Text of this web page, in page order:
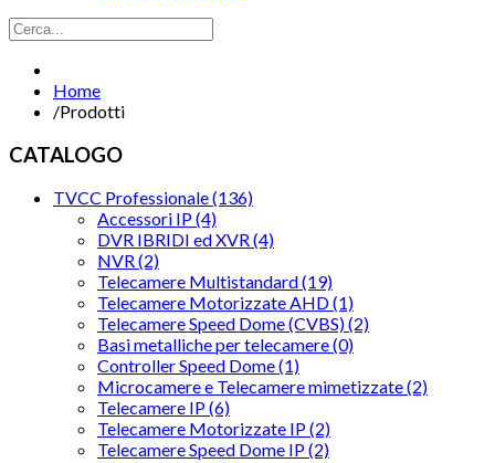
Home
/Prodotti
CATALOGO
TVCC Professionale (136)
Accessori IP (4)
DVR IBRIDI ed XVR (4)
NVR (2)
Telecamere Multistandard (19)
Telecamere Motorizzate AHD (1)
Telecamere Speed Dome (CVBS) (2)
Basi metalliche per telecamere (0)
Controller Speed Dome (1)
Microcamere e Telecamere mimetizzate (2)
Telecamere IP (6)
Telecamere Motorizzate IP (2)
Telecamere Speed Dome IP (2)